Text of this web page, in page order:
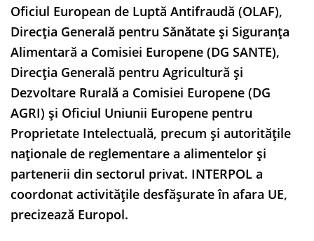
Oficiul European de Luptă Antifraudă (OLAF),
Direcția Generală pentru Sănătate și Siguranța
Alimentară a Comisiei Europene (DG SANTE),
Direcția Generală pentru Agricultură și
Dezvoltare Rurală a Comisiei Europene (DG
AGRI) și Oficiul Uniunii Europene pentru
Proprietate Intelectuală, precum și autoritățile
naționale de reglementare a alimentelor și
partenerii din sectorul privat. INTERPOL a
coordonat activitățile desfășurate în afara UE,
precizează Europol.